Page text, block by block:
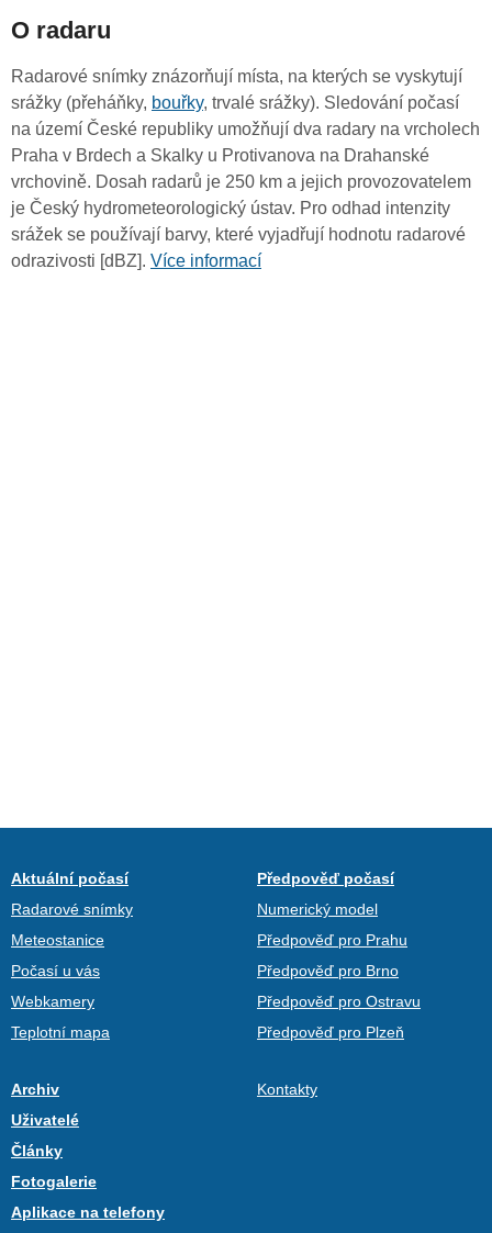
O radaru
Radarové snímky znázorňují místa, na kterých se vyskytují
srážky (přeháňky, bouřky, trvalé srážky). Sledování počasí
na území České republiky umožňují dva radary na vrcholech
Praha v Brdech a Skalky u Protivanova na Drahanské
vrchovině. Dosah radarů je 250 km a jejich provozovatelem
je Český hydrometeorologický ústav. Pro odhad intenzity
srážek se používají barvy, které vyjadřují hodnotu radarové
odrazivosti [dBZ]. Více informací
Aktuální počasí
Radarové snímky
Meteostanice
Počasí u vás
Webkamery
Teplotní mapa
Předpověď počasí
Numerický model
Předpověď pro Prahu
Předpověď pro Brno
Předpověď pro Ostravu
Předpověď pro Plzeň
Archiv
Uživatelé
Články
Fotogalerie
Aplikace na telefony
Kontakty